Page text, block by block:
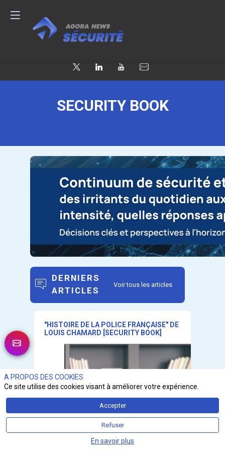
SECURITY BOOK
DERNIERS
ARTICLES
Voir tous les articles
"HISTOIRE DE LA POLICE FRANÇAISE" DE
LOUIS CHAMARD [SECURITY BOOK]
A PROPOS DES COOKIES
Ce site utilise des cookies visant à améliorer votre expérience.
Accepter
Refuser
En savoir plus